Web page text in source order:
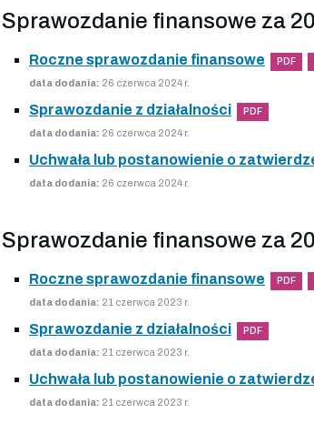
Sprawozdanie finansowe za
Roczne sprawozdanie finansowe PDF
data dodania: 26 czerwca 2024 r.
Sprawozdanie z działalności PDF
data dodania: 26 czerwca 2024 r.
Uchwała lub postanowienie o
data dodania: 26 czerwca 2024 r.
Sprawozdanie finansowe za
Roczne sprawozdanie finansowe PDF
data dodania: 21 czerwca 2023 r.
Sprawozdanie z działalności PDF
data dodania: 21 czerwca 2023 r.
Uchwała lub postanowienie o
data dodania: 21 czerwca 2023 r.